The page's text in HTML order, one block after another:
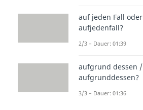
auf jeden Fall oder
aufjedenfall?
2/3 – Dauer: 01:39
aufgrund dessen /
aufgrunddessen?
3/3 – Dauer: 01:36